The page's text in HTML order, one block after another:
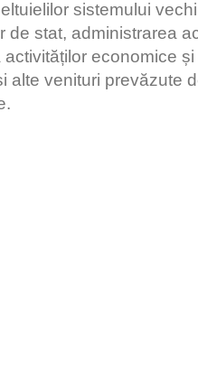
sistemului
stat, administrarea
economice
alte venituri prevăzute